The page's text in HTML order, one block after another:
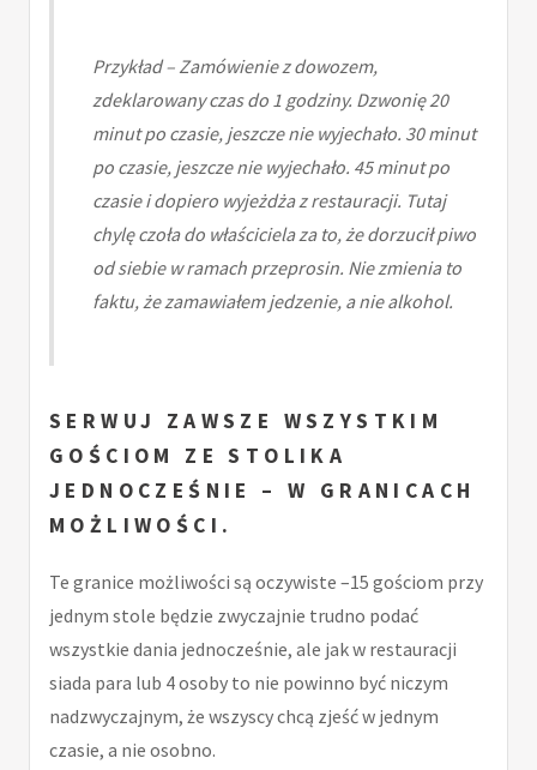
Przykład – Zamówienie z dowozem,
zdeklarowany czas do 1 godziny. Dzwonię 20
minut po czasie, jeszcze nie wyjechało. 30 minut
po czasie, jeszcze nie wyjechało. 45 minut po
czasie i dopiero wyjeżdża z restauracji. Tutaj
chylę czoła do właściciela za to, że dorzucił piwo
od siebie w ramach przeprosin. Nie zmienia to
faktu, że zamawiałem jedzenie, a nie alkohol.
SERWUJ ZAWSZE WSZYSTKIM
GOŚCIOM ZE STOLIKA
JEDNOCZEŚNIE – W GRANICACH
MOŻLIWOŚCI.
Te granice możliwości są oczywiste –15 gościom przy
jednym stole będzie zwyczajnie trudno podać
wszystkie dania jednocześnie, ale jak w restauracji
siada para lub 4 osoby to nie powinno być niczym
nadzwyczajnym, że wszyscy chcą zjeść w jednym
czasie, a nie osobno.